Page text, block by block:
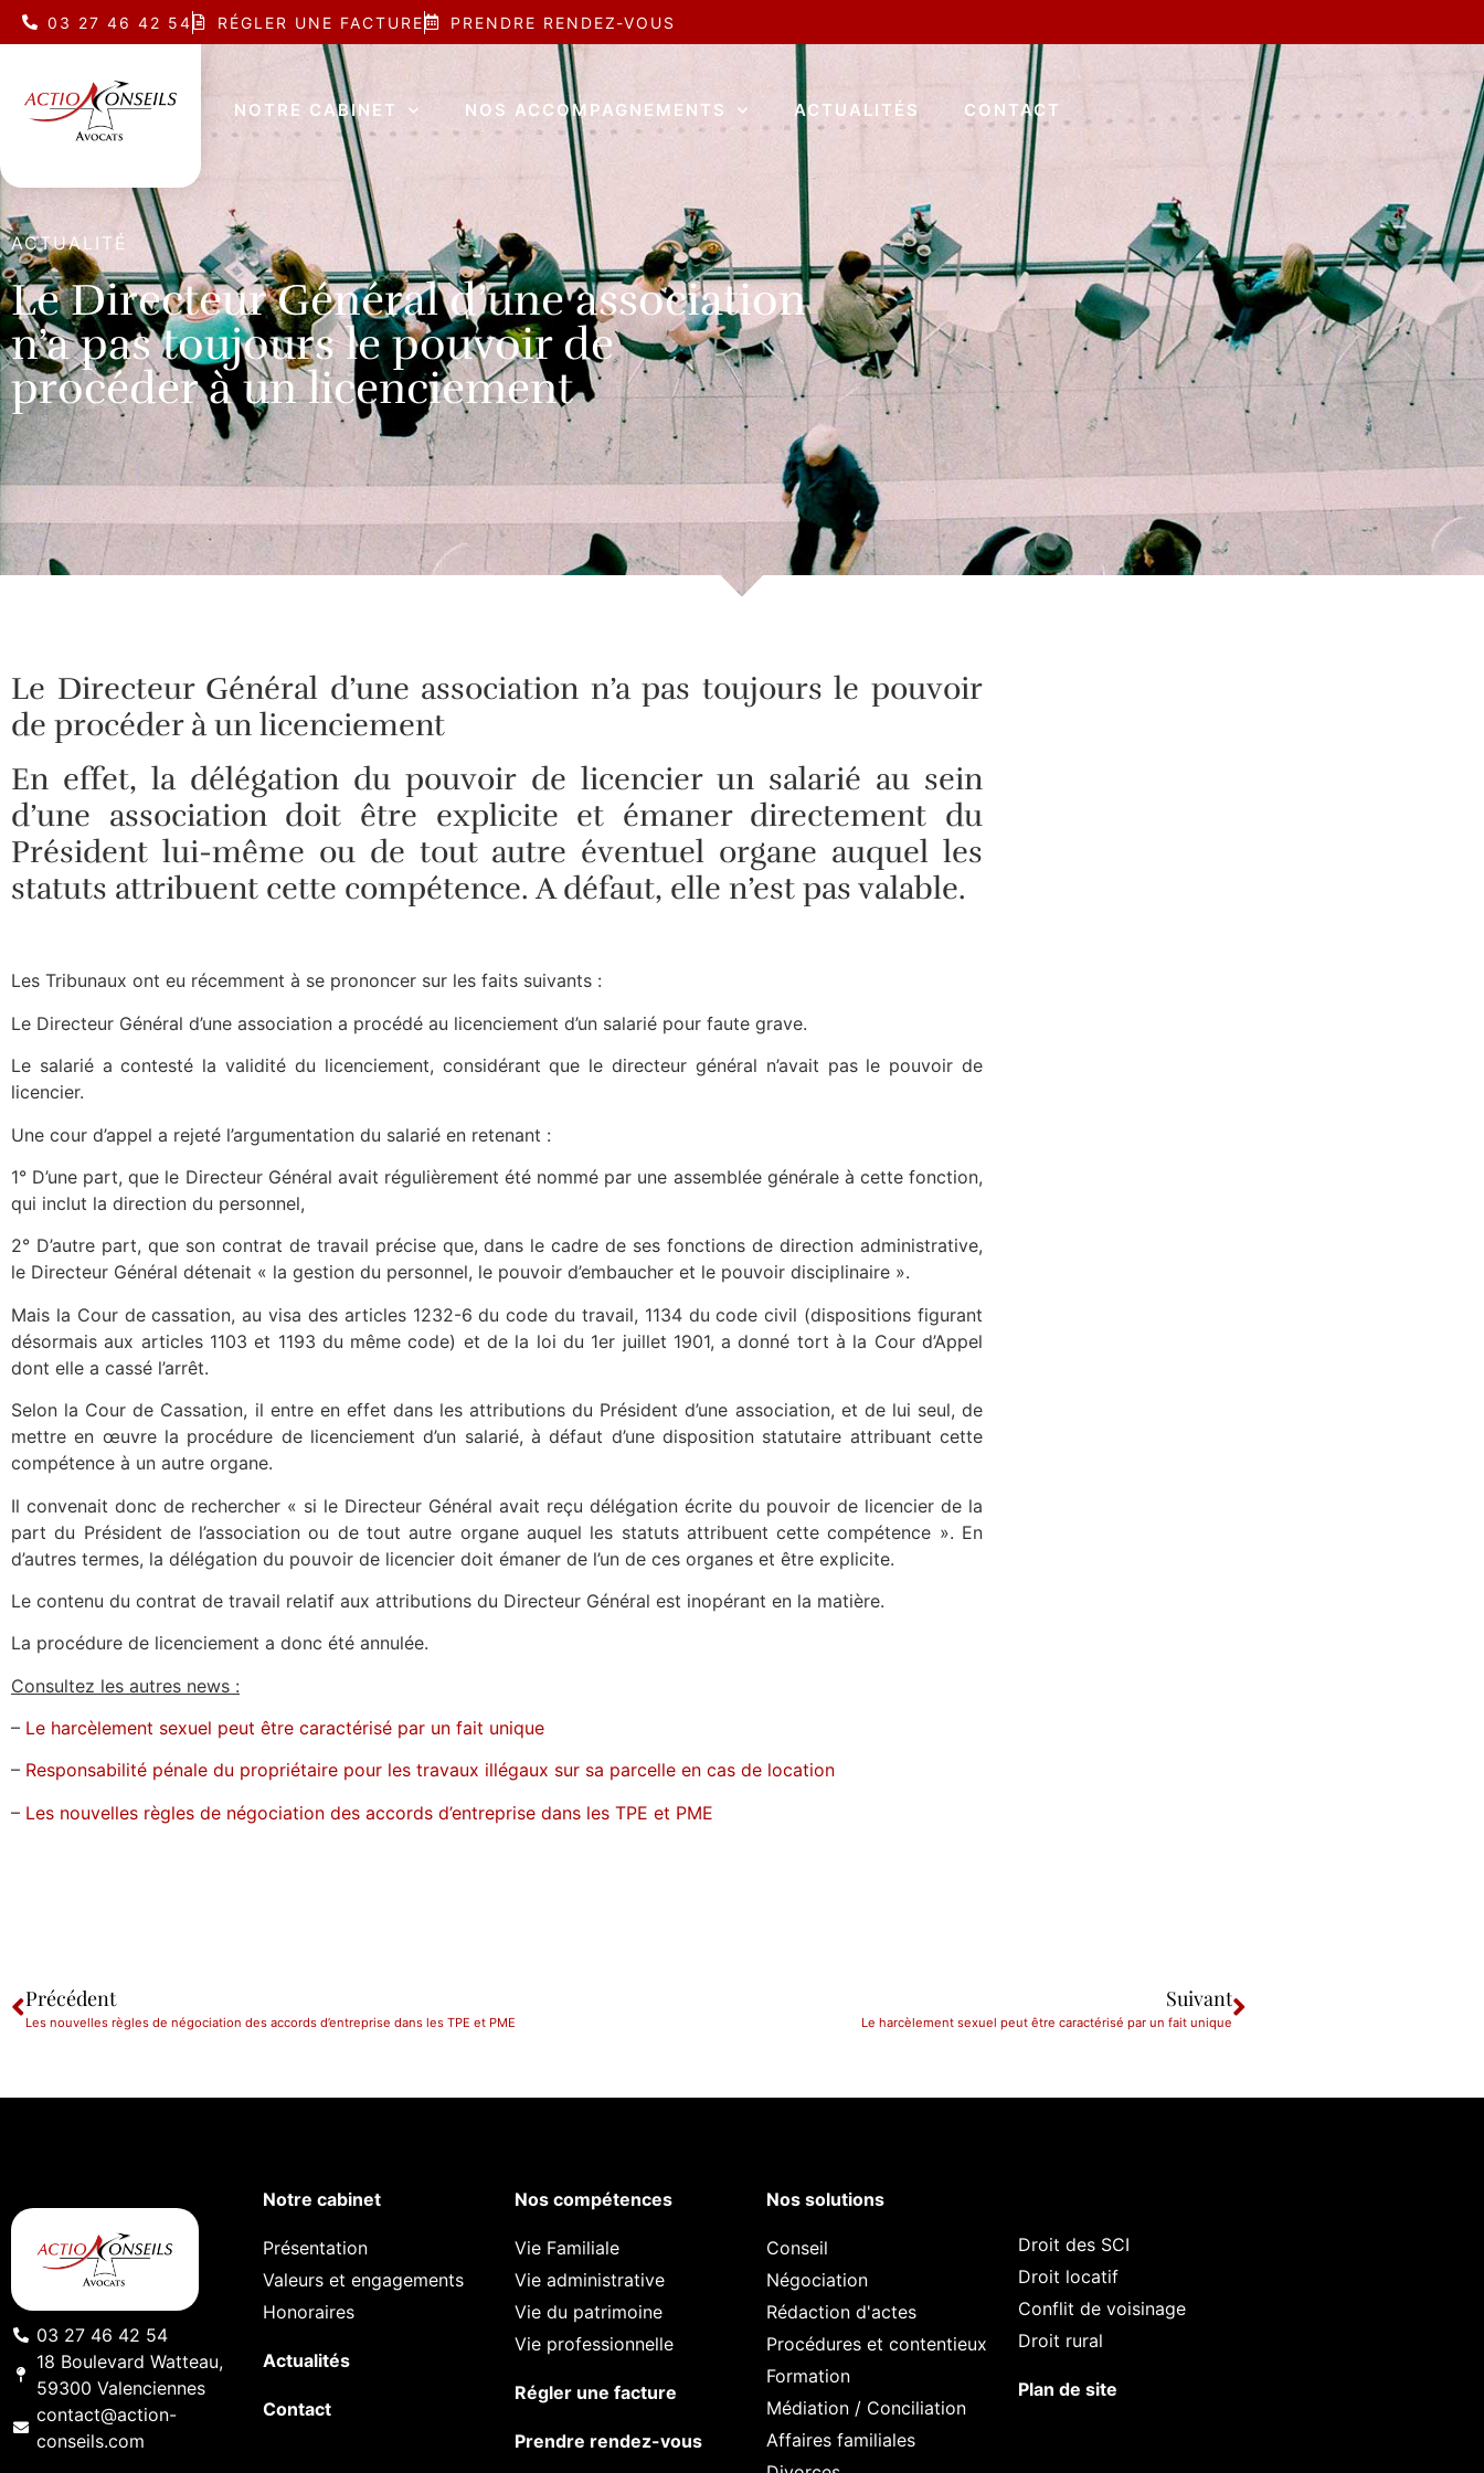
03 27 46 42 54 RÉGLER UNE FACTURE PRENDRE RENDEZ-VOUS
NOTRE CABINET NOS ACCOMPAGNEMENTS ACTUALITÉS CONTACT
ACTUALITÉ
Le Directeur Général d’une association
n’a pas toujours le pouvoir de
procéder à un licenciement
Le Directeur Général d’une association n’a pas toujours le pouvoir
de procéder à un licenciement
En effet, la délégation du pouvoir de licencier un salarié au sein
d’une association doit être explicite et émaner directement du
Président lui-même ou de tout autre éventuel organe auquel les
statuts attribuent cette compétence. A défaut, elle n’est pas valable.
Les Tribunaux ont eu récemment à se prononcer sur les faits suivants :
Le Directeur Général d’une association a procédé au licenciement d’un salarié pour faute grave.
Le salarié a contesté la validité du licenciement, considérant que le directeur général n’avait pas le pouvoir de
licencier.
Une cour d’appel a rejeté l’argumentation du salarié en retenant :
1° D’une part, que le Directeur Général avait régulièrement été nommé par une assemblée générale à cette fonction,
qui inclut la direction du personnel,
2° D’autre part, que son contrat de travail précise que, dans le cadre de ses fonctions de direction administrative,
le Directeur Général détenait « la gestion du personnel, le pouvoir d’embaucher et le pouvoir disciplinaire ».
Mais la Cour de cassation, au visa des articles 1232-6 du code du travail, 1134 du code civil (dispositions figurant
désormais aux articles 1103 et 1193 du même code) et de la loi du 1er juillet 1901, a donné tort à la Cour d’Appel
dont elle a cassé l’arrêt.
Selon la Cour de Cassation, il entre en effet dans les attributions du Président d’une association, et de lui seul, de
mettre en œuvre la procédure de licenciement d’un salarié, à défaut d’une disposition statutaire attribuant cette
compétence à un autre organe.
Il convenait donc de rechercher « si le Directeur Général avait reçu délégation écrite du pouvoir de licencier de la
part du Président de l’association ou de tout autre organe auquel les statuts attribuent cette compétence ». En
d’autres termes, la délégation du pouvoir de licencier doit émaner de l’un de ces organes et être explicite.
Le contenu du contrat de travail relatif aux attributions du Directeur Général est inopérant en la matière.
La procédure de licenciement a donc été annulée.
Consultez les autres news :
– Le harcèlement sexuel peut être caractérisé par un fait unique
– Responsabilité pénale du propriétaire pour les travaux illégaux sur sa parcelle en cas de location
– Les nouvelles règles de négociation des accords d’entreprise dans les TPE et PME
Précédent
Les nouvelles règles de négociation des accords d’entreprise dans les TPE et PME
Suivant
Le harcèlement sexuel peut être caractérisé par un fait unique
03 27 46 42 54
18 Boulevard Watteau,
59300 Valenciennes
contact@action-
conseils.com
Notre cabinet
Présentation
Valeurs et engagements
Honoraires
Actualités
Contact
Nos compétences
Vie Familiale
Vie administrative
Vie du patrimoine
Vie professionnelle
Régler une facture
Prendre rendez-vous
Nos solutions
Conseil
Négociation
Rédaction d'actes
Procédures et contentieux
Formation
Médiation / Conciliation
Affaires familiales
Droit des SCI
Droit locatif
Conflit de voisinage
Droit rural
Plan de site